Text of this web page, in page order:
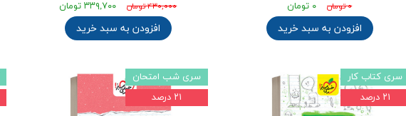
۰ تومان ۰ تومان
افزودن به سبد خرید
۴۳۰,۰۰۰ تومان ۳۳۹,۷۰۰ تومان
افزودن به سبد خرید
سری کتاب کار
۲۱ درصد
سری شب امتحان
۲۱ درصد